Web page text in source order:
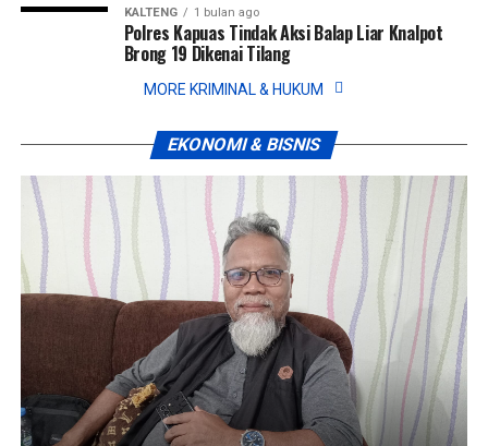
KALTENG 1 bulan ago
Polres Kapuas Tindak Aksi Balap Liar Knalpot
Brong 19 Dikenai Tilang
MORE KRIMINAL & HUKUM
EKONOMI & BISNIS